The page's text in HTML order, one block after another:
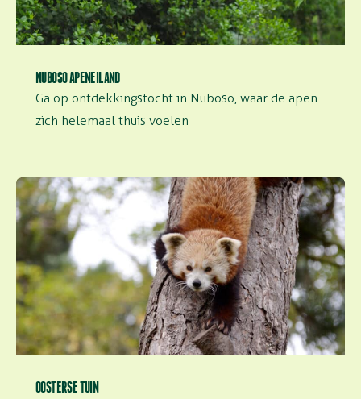
NUBOSO APENEILAND
Ga op ontdekkingstocht in Nuboso, waar de apen
zich helemaal thuis voelen
OOSTERSE TUIN
Oosterse tuin